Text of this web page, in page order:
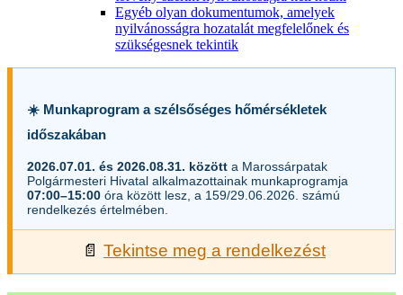
Egyéb olyan dokumentumok, amelyek
nyilvánosságra hozatalát megfelelőnek és
szükségesnek tekintik
☀️ Munkaprogram a szélsőséges hőmérsékletek
időszakában
2026.07.01. és 2026.08.31. között a Marossárpatak
Polgármesteri Hivatal alkalmazottainak munkaprogramja
07:00–15:00 óra között lesz, a 159/29.06.2026. számú
rendelkezés értelmében.
📄 Tekintse meg a rendelkezést